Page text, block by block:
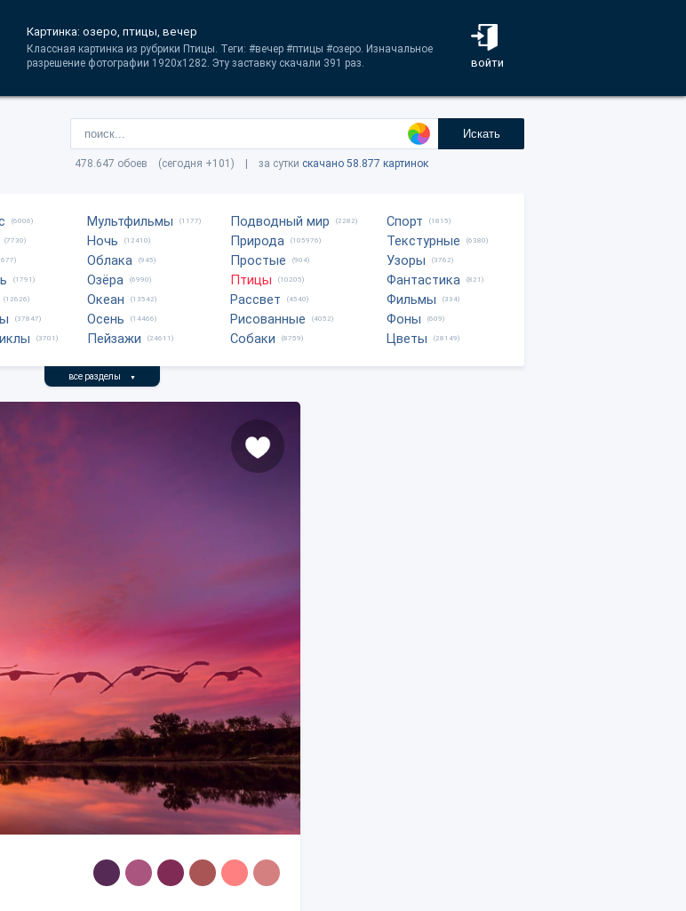
войти
Картинка: озеро, птицы, вечер
Классная картинка из рубрики Птицы. Теги: #вечер #птицы #озеро. Изначальное
разрешение фотографии 1920x1282. Эту заставку скачали 391 раз.
Искать
478.647 обоев (сегодня +101) | за сутки скачано 58.877 картинок
(6006)
(7730)
(1791)
(12626)
(37847)
(3701)
Мультфильмы (1177)
Ночь (12410)
Облака (945)
Озёра (6990)
Океан (13542)
Осень (14466)
Пейзажи (24611)
Подводный мир (2282)
Природа (105976)
Простые (904)
Птицы (10205)
Рассвет (4540)
Рисованные (4052)
Собаки (8759)
Спорт (1815)
Текстурные (6380)
Узоры (3762)
Фантастика (821)
Фильмы (334)
Фоны (609)
Цветы (28149)
все разделы ▼